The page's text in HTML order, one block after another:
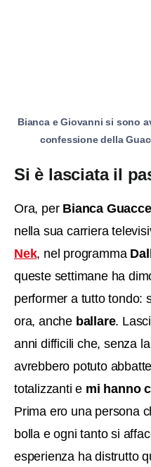
Bianca e Giovanni si sono
confessione della
Si è lasciata il
Ora, per Bianca
nella sua carriera
Nek, nel programma
queste settimane ha
performer a tutto tondo:
ora, anche ballare.
anni difficili che, senza
avrebbero potuto
totalizzanti e mi hanno
Prima ero una persona
bolla e ogni tanto si
esperienza ha distrutto